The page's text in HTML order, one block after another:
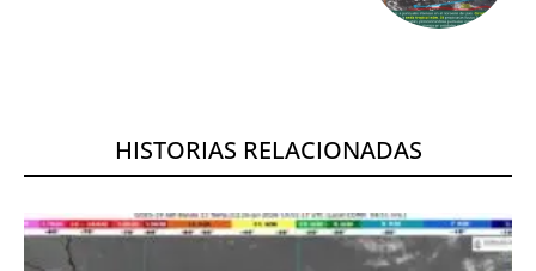
HISTORIAS RELACIONADAS